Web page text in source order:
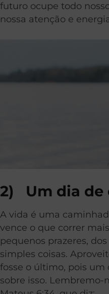
futuro ocupe todo
nossa atenção e
2) Um dia de
A vida é uma
vence o que correr
pequenos prazeres,
simples coisas.
fosse o último, pois um
sobre isso. Lembremo-